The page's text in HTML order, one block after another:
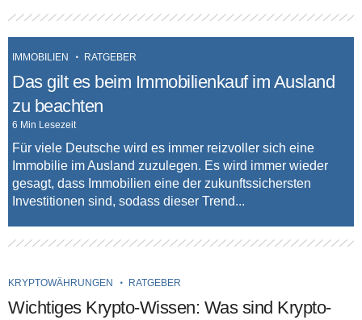
IMMOBILIEN RATGEBER
Das gilt es beim Immobilienkauf im Ausland
zu beachten
6 Min Lesezeit
Für viele Deutsche wird es immer reizvoller sich eine
Immobilie im Ausland zuzulegen. Es wird immer wieder
gesagt, dass Immobilien eine der zukunftssichersten
Investitionen sind, sodass dieser Trend...
KRYPTOWÄHRUNGEN RATGEBER
Wichtiges Krypto-Wissen: Was sind Krypto-